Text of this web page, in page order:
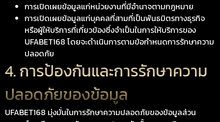
การเปิดเผยข้อมูลแก่หน่วยงานที่มีอำนาจตามกฎหมาย
การเปิดเผยข้อมูลแก่บุคคลที่สามที่เป็นพันธมิตรทางธุรกิจ
หรือผู้ให้บริการที่เกี่ยวข้องซึ่งจำเป็นในการให้บริการของ
UFABET168 โดยจะดำเนินการตามข้อกำหนดการรักษาความ
ปลอดภัย
4. การป้องกันและการรักษาความ
ปลอดภัยของข้อมูล
UFABET168 มุ่งมั่นในการรักษาความปลอดภัยของข้อมูลส่วน